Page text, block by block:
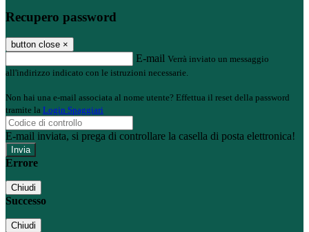
Recupero password
button close ×
E-mail Verrà inviato un messaggio
all'indirizzo indicato con le istruzioni necessarie.
Non hai una e-mail associata al nome utente? Effettua il reset della password
tramite la Login Spaggiari
E-mail inviata, si prega di controllare la casella di posta elettronica!
Errore
Chiudi
Successo
Chiudi